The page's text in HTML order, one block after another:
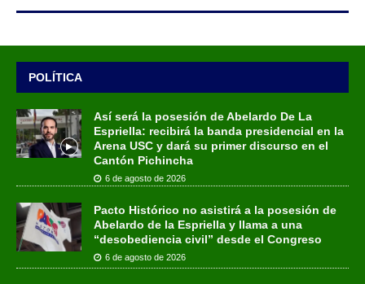
POLÍTICA
Así será la posesión de Abelardo De La
Espriella: recibirá la banda presidencial en la
Arena USC y dará su primer discurso en el
Cantón Pichincha
6 de agosto de 2026
Pacto Histórico no asistirá a la posesión de
Abelardo de la Espriella y llama a una
“desobediencia civil” desde el Congreso
6 de agosto de 2026